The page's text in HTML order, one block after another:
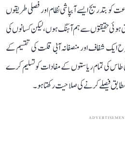
کو بتدریج ایسے آبپاشی نظام اور فصلی طریقوں
ہوئی حقیقتوں سے ہم آہنگ ہوں، لیکن کسانوں کی
ایک شفاف اور منصفانہ آبی قلت کی تقسیم کے
کی تمام ریاستوں کے مفادات کو تسلیم کرے
فیصلے کرنے کی صلاحیت رکھتا ہو۔